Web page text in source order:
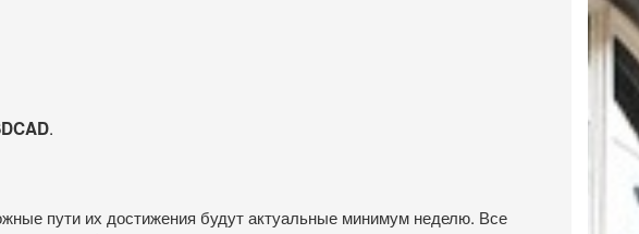
CAD.
пути их достижения будут актуальные минимум неделю. Все